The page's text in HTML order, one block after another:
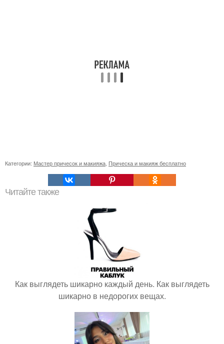
Категории: Мастер причесок и макияжа Прическа и макияж бесплатно
Читайте также
Как выглядеть шикарно каждый день. Как выглядеть
шикарно в недорогих вещах.